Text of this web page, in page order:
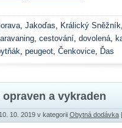
Jakoďas Králický Sněžník
cestování dovolená
peugeot Čenkovice Ďas
opraven a vykraden
10. 2019 v kategorii Obytná dodávka